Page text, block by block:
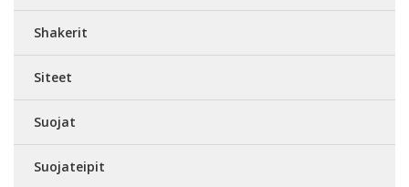
Shakerit
Siteet
Suojat
Suojateipit